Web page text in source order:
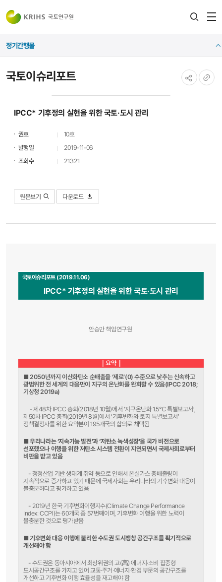
국토이슈리포트
정기간행물
IPCC* 기후정의 실현을 위한 국토·도시 관리
권호
10호
발행일
2019-11-06
조회수
21321
원문보기 다운로드
국토이슈리포트 (2019.11.06)
IPCC* 기후정의 실현을 위한 국토·도시 관리
안승만 책임연구원
｜요약｜
■2050년까지 이산화탄소 순배출을 ‘제로’(0) 수준으로 낮추는 신속하고
광범위한 전 세계의 대응만이 지구의 온난화를 완화할 수 있음(IPCC 2018;
기상청 2019a)
- 제48차 IPCC 총회(2018년 10월)에서 ‘지구온난화 1.5℃ 특별보고서’,
제50차 IPCC 총회(2019년 8월)에서 ‘기후변화와 토지 특별보고서’
정책결정자를 위한 요약본이 195개국의 합의로 채택됨
■우리나라는 ‘지속가능 발전’과 ‘저탄소 녹색성장’을 국가 비전으로
선포했으나 이행을 위한 저탄소 시스템 전환이 지연되면서 국제사회로부터
비판을 받고 있음
- 청정산업 기반 생태계 취약 등으로 인해서 온실가스 총배출량이
지속적으로 증가하고 있기 때문에 국제사회는 우리나라의 기후변화 대응이
불충분하다고 평가하고 있음
- 2019년 한국 기후변화이행지수(Climate Change Performance
Index: CCPI)는 60개국 중 57번째이며, 기후변화 이행을 위한 노력이
불충분한 것으로 평가받음
■기후변화 대응 이행에 불리한 수도권 도시팽창 공간구조를 획기적으로
개선해야 함
- 수도권은 동아시아에서 최상위권의 고(高) 에너지·소비 집중형
도시공간구조를 가지고 있어 교통·주거·에너지·환경 부문의 공간구조를
개선하고 기후변화 이행 효율성을 재고해야 함